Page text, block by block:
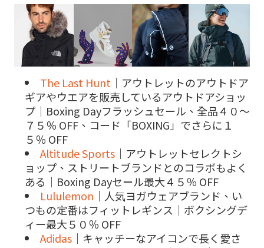
The Last Hunt ｜アウトレットのアウトドア
ギアやウエアを販売しているアウトドアショッ
プ｜Boxing Dayフラッシュセール、全品４０～
７５％ OFF、コード「BOXING」でさらに１
５％ OFF
Altitude Sports ｜アウトレットセレクトシ
ョップ、ストリートブランドとのコラボもよく
ある｜Boxing Dayセール最大４５％ OFF
Lululemon ｜人気ヨガウェアブランド、い
つもの定番はフィットレギンス｜ボクシングデ
ィー最大５０％ OFF
Adidas ｜キャッチーなアイコンで長く愛さ